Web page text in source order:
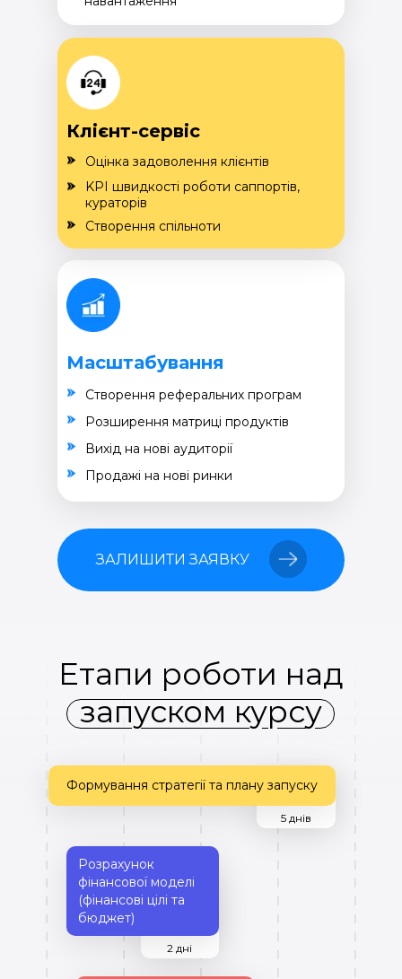
ЗАЛИШИТИ ЗАЯВКУ
Клієнт-сервіс
Оцінка задоволення клієнтів
Створення спільноти
KPI швидкості роботи саппортів,
кураторів
Масштабування
Створення реферальних програм
Вихід на нові аудиторії
Розширення матриці продуктів
Продажі на нові ринки
5 днів
Формування стратегії та плану запуску
Розрахунок
фінансової моделі
(фінансові цілі та
бюджет)
2 дні
Етапи роботи над
запуском курсу